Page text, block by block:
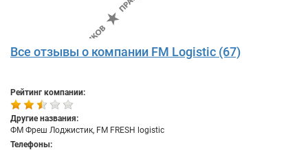
Все отзывы о компании FM Logistic (67)
Рейтинг компании:
Другие названия:
ФМ Фреш Лоджистик, FM FRESH logistic
Телефоны: